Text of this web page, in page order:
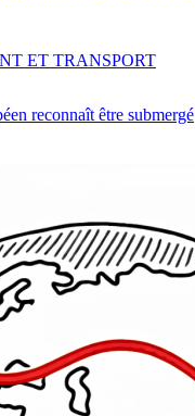
reconnaît être submergé
ET TRANSPORT